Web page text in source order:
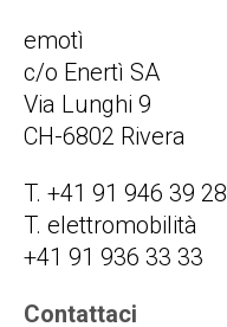
emotì
c/o Enertì SA
Via Lunghi 9
CH-6802 Rivera
T. +41 91 946 39 28
T. elettromobilità
+41 91 936 33 33
Contattaci